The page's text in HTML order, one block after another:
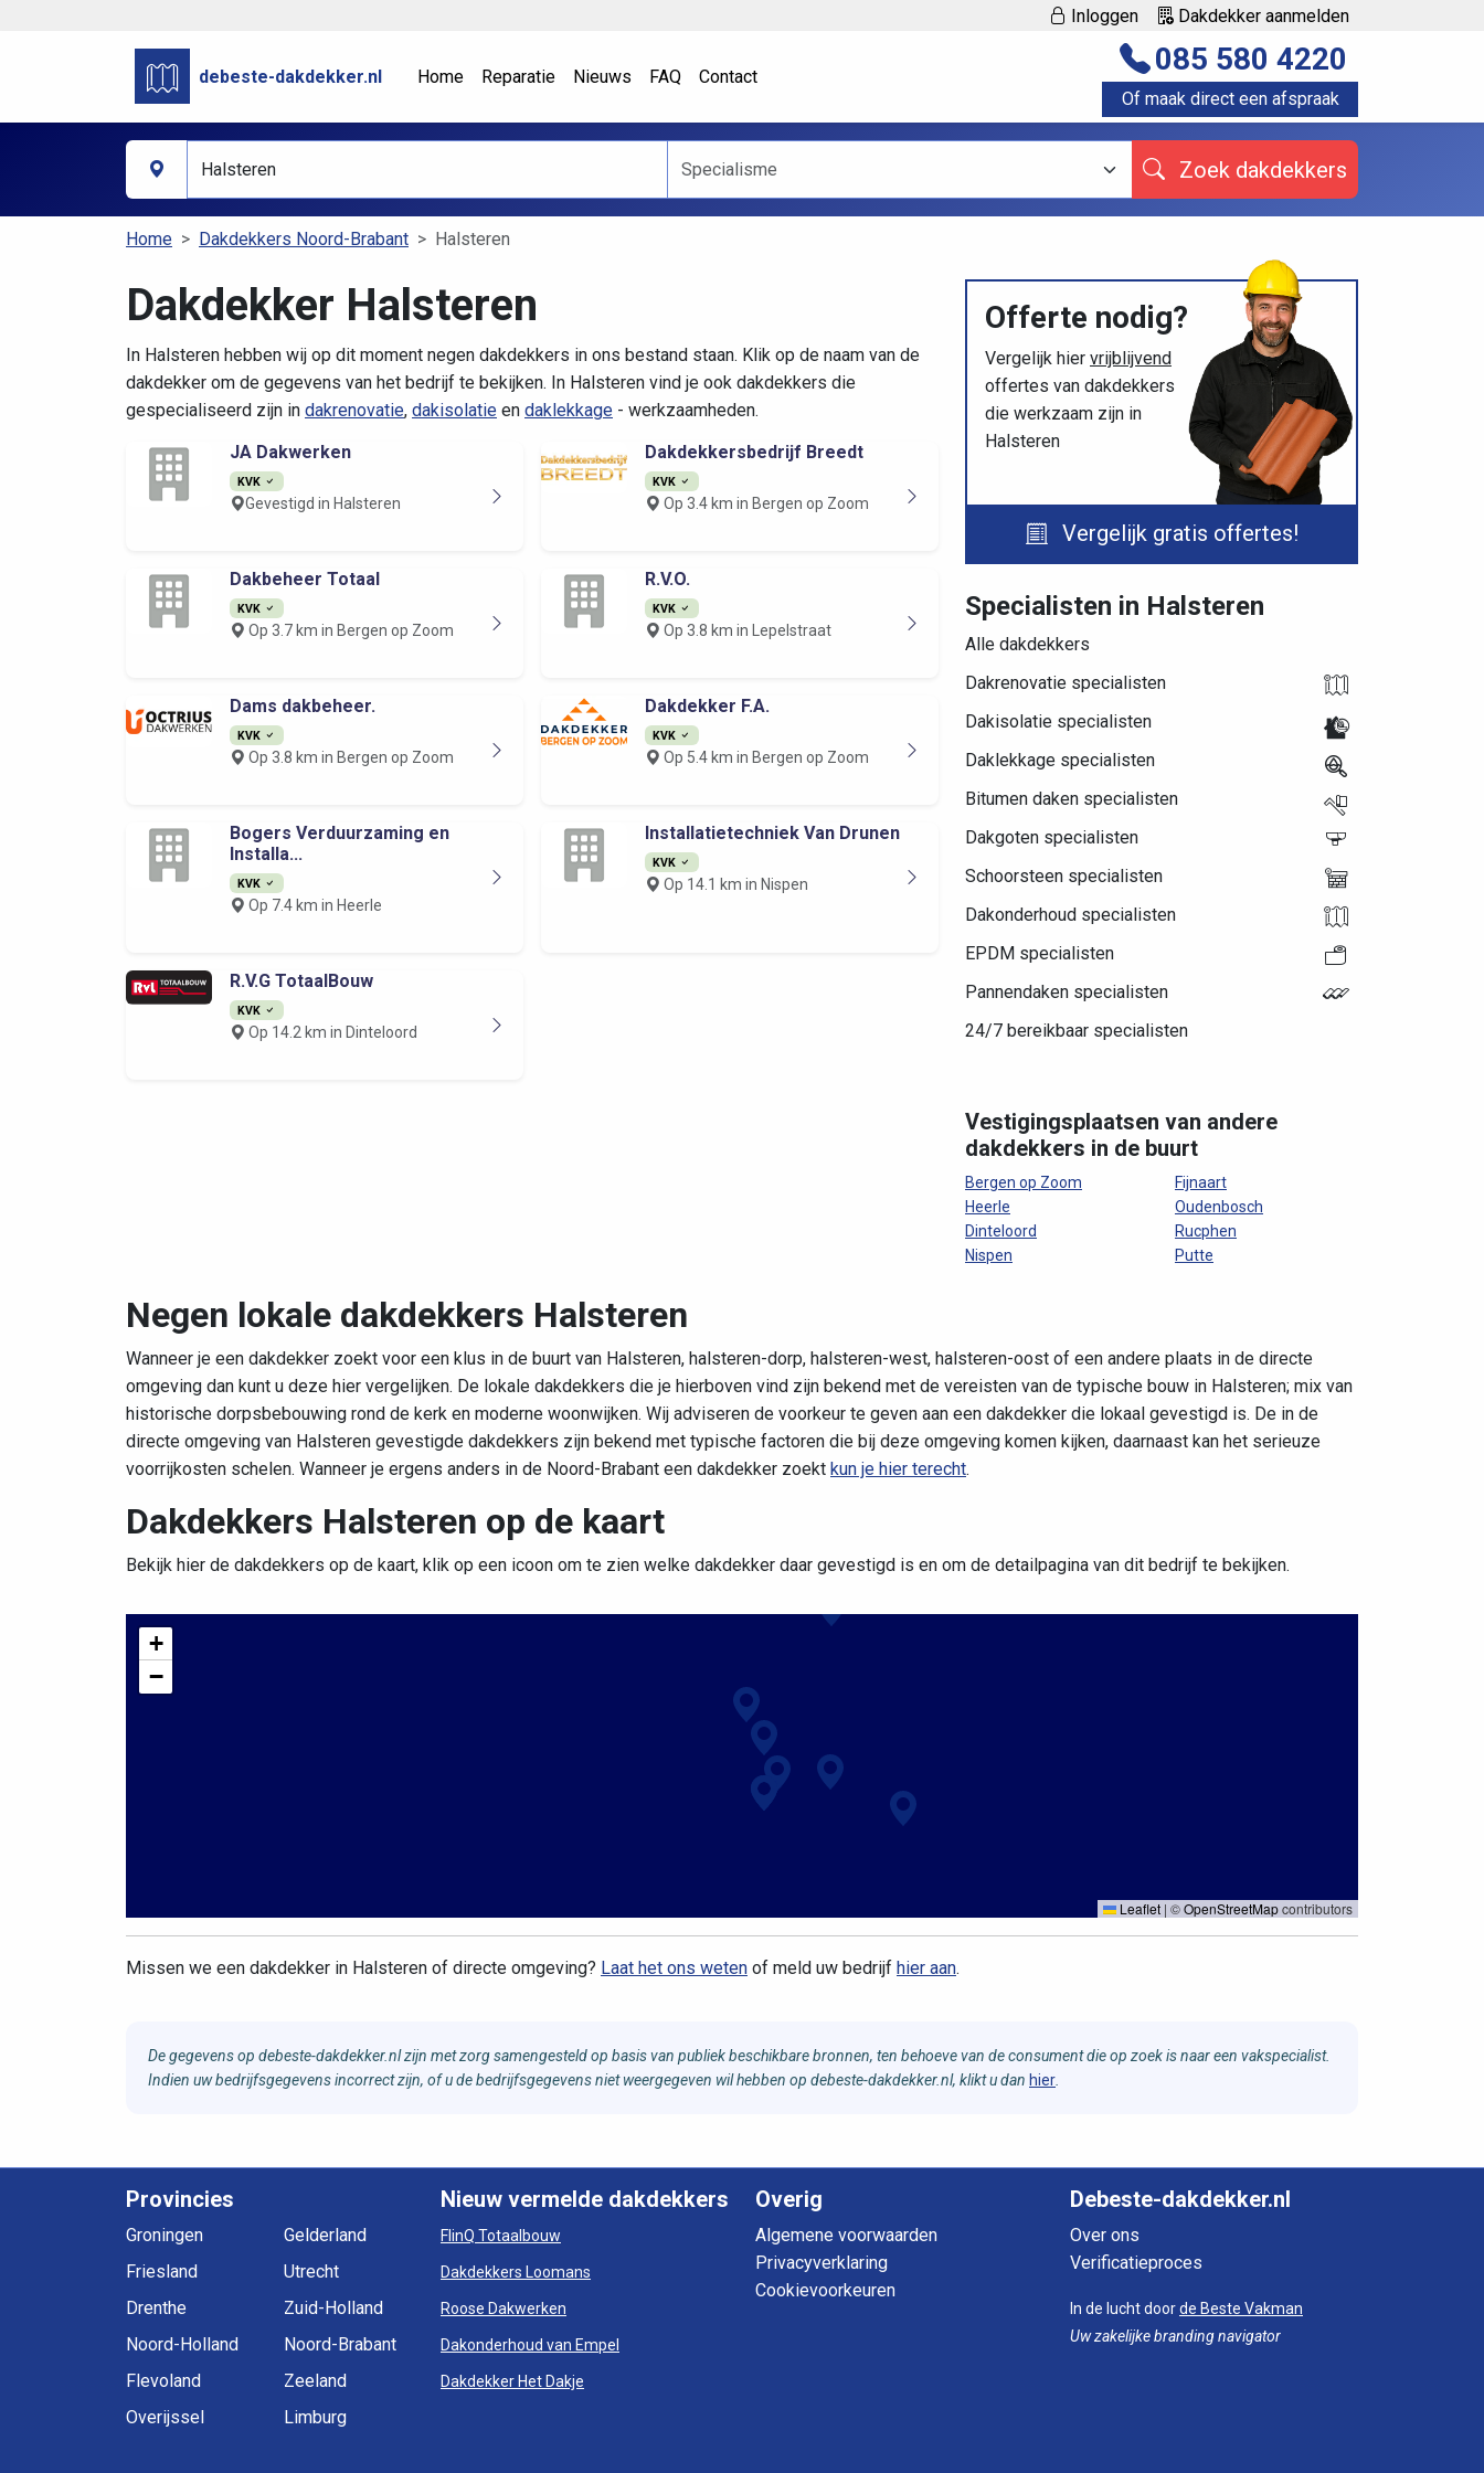
Inloggen Dakdekker aanmelden
debeste-dakdekker.nl Home Reparatie Nieuws FAQ Contact 085 580 4220
Of maak direct een afspraak
Zoek dakdekkers
Home Dakdekkers Noord-Brabant Halsteren
Dakdekker Halsteren
In Halsteren hebben wij op dit moment negen dakdekkers in ons bestand staan. Klik op de naam van de
dakdekker om de gegevens van het bedrijf te bekijken. In Halsteren vind je ook dakdekkers die
gespecialiseerd zijn in dakrenovatie, dakisolatie en daklekkage - werkzaamheden.
JA Dakwerken
KVK
Gevestigd in Halsteren
Dakdekkersbedrijf Breedt
KVK
Op 3.4 km in Bergen op Zoom
Dakbeheer Totaal
KVK
Op 3.7 km in Bergen op Zoom
R.V.O.
KVK
Op 3.8 km in Lepelstraat
Dams dakbeheer.
KVK
Op 3.8 km in Bergen op Zoom
Dakdekker F.A.
KVK
Op 5.4 km in Bergen op Zoom
Bogers Verduurzaming en
Installa...
KVK
Op 7.4 km in Heerle
Installatietechniek Van Drunen
KVK
Op 14.1 km in Nispen
R.V.G TotaalBouw
KVK
Op 14.2 km in Dinteloord
Offerte nodig?
Vergelijk hier vrijblijvend
offertes van dakdekkers
die werkzaam zijn in
Halsteren
Vergelijk gratis offertes!
Specialisten in Halsteren
Alle dakdekkers
Dakrenovatie specialisten
Dakisolatie specialisten
Daklekkage specialisten
Bitumen daken specialisten
Dakgoten specialisten
Schoorsteen specialisten
Dakonderhoud specialisten
EPDM specialisten
Pannendaken specialisten
24/7 bereikbaar specialisten
Vestigingsplaatsen van andere
dakdekkers in de buurt
Bergen op Zoom
Heerle
Dinteloord
Nispen
Fijnaart
Oudenbosch
Rucphen
Putte
Negen lokale dakdekkers Halsteren
Wanneer je een dakdekker zoekt voor een klus in de buurt van Halsteren, halsteren-dorp, halsteren-west, halsteren-oost of een andere plaats in de directe
omgeving dan kunt u deze hier vergelijken. De lokale dakdekkers die je hierboven vind zijn bekend met de vereisten van de typische bouw in Halsteren; mix van
historische dorpsbebouwing rond de kerk en moderne woonwijken. Wij adviseren de voorkeur te geven aan een dakdekker die lokaal gevestigd is. De in de
directe omgeving van Halsteren gevestigde dakdekkers zijn bekend met typische factoren die bij deze omgeving komen kijken, daarnaast kan het serieuze
voorrijkosten schelen. Wanneer je ergens anders in de Noord-Brabant een dakdekker zoekt kun je hier terecht.
Dakdekkers Halsteren op de kaart
Bekijk hier de dakdekkers op de kaart, klik op een icoon om te zien welke dakdekker daar gevestigd is en om de detailpagina van dit bedrijf te bekijken.
+
−
Leaflet | ©OpenStreetMapcontributors
Missen we een dakdekker in Halsteren of directe omgeving? Laat het ons weten of meld uw bedrijf hier aan.
De gegevens op debeste-dakdekker.nl zijn met zorg samengesteld op basis van publiek beschikbare bronnen, ten behoeve van de consument die op zoek is naar een vakspecialist.
Indien uw bedrijfsgegevens incorrect zijn, of u de bedrijfsgegevens niet weergegeven wil hebben op debeste-dakdekker.nl, klikt u dan hier
Provincies
Groningen
Friesland
Drenthe
Noord-Holland
Flevoland
Overijssel
Gelderland
Utrecht
Zuid-Holland
Noord-Brabant
Zeeland
Limburg
Nieuw vermelde dakdekkers
FlinQ Totaalbouw
Dakdekkers Loomans
Roose Dakwerken
Dakonderhoud van Empel
Dakdekker Het Dakje
Overig
Algemene voorwaarden
Privacyverklaring
Cookievoorkeuren
Debeste-dakdekker.nl
Over ons
Verificatieproces
In de lucht doorde Beste Vakman
Uw zakelijke branding navigator